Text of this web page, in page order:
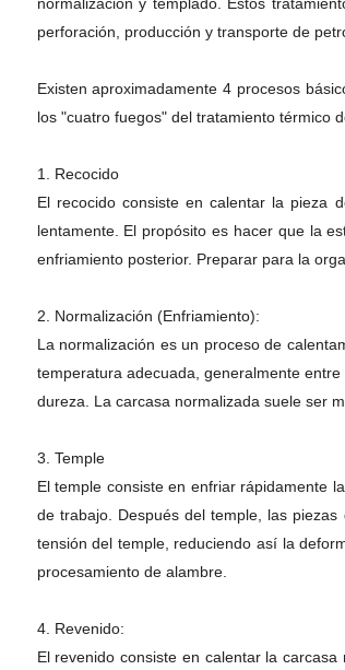
perforación, producción y transporte de
Existen aproximadamente 4 procesos
los "cuatro fuegos" del tratamiento térmico
1. Recocido
El recocido consiste en calentar la pieza
lentamente. El propósito es hacer que la
enfriamiento posterior. Preparar para la
2. Normalización (Enfriamiento):
La normalización es un proceso de
temperatura adecuada, generalmente
dureza. La carcasa normalizada suele ser
3. Temple
El temple consiste en enfriar rápidamente
de trabajo. Después del temple, las
tensión del temple, reduciendo así la
procesamiento de alambre.
4. Revenido:
El revenido consiste en calentar la